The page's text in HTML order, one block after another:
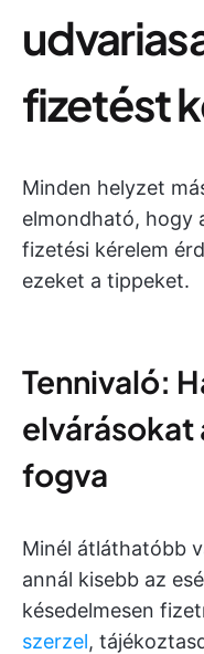
fizetést
Minden helyzet
elmondható, hogy
fizetési kérelem
ezeket a tippeket.
Tennivaló:
fogva
Minél átláthatóbb
annál kisebb az
késedelmesen
szerzel,